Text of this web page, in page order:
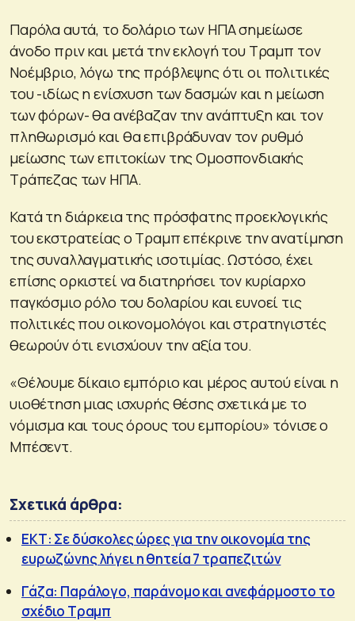
Παρόλα αυτά, το δολάριο των ΗΠΑ σημείωσε
άνοδο πριν και μετά την εκλογή του Τραμπ τον
Νοέμβριο, λόγω της πρόβλεψης ότι οι πολιτικές
του -ιδίως η ενίσχυση των δασμών και η μείωση
των φόρων- θα ανέβαζαν την ανάπτυξη και τον
πληθωρισμό και θα επιβράδυναν τον ρυθμό
μείωσης των επιτοκίων της Ομοσπονδιακής
Τράπεζας των ΗΠΑ.
Κατά τη διάρκεια της πρόσφατης προεκλογικής
του εκστρατείας ο Τραμπ επέκρινε την ανατίμηση
της συναλλαγματικής ισοτιμίας. Ωστόσο, έχει
επίσης ορκιστεί να διατηρήσει τον κυρίαρχο
παγκόσμιο ρόλο του δολαρίου και ευνοεί τις
πολιτικές που οικονομολόγοι και στρατηγιστές
θεωρούν ότι ενισχύουν την αξία του.
«Θέλουμε δίκαιο εμπόριο και μέρος αυτού είναι η
υιοθέτηση μιας ισχυρής θέσης σχετικά με το
νόμισμα και τους όρους του εμπορίου» τόνισε ο
Μπέσεντ.
Σχετικά άρθρα:
ΕΚΤ: Σε δύσκολες ώρες για την οικονομία της
ευρωζώνης λήγει η θητεία 7 τραπεζιτών
Γάζα: Παράλογο, παράνομο και ανεφάρμοστο το
σχέδιο Τραμπ